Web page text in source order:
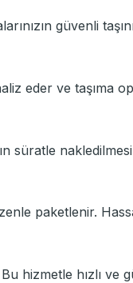
güvenli
eder ve taşıma
süratle
paketlenir.
hizmetle hızlı ve